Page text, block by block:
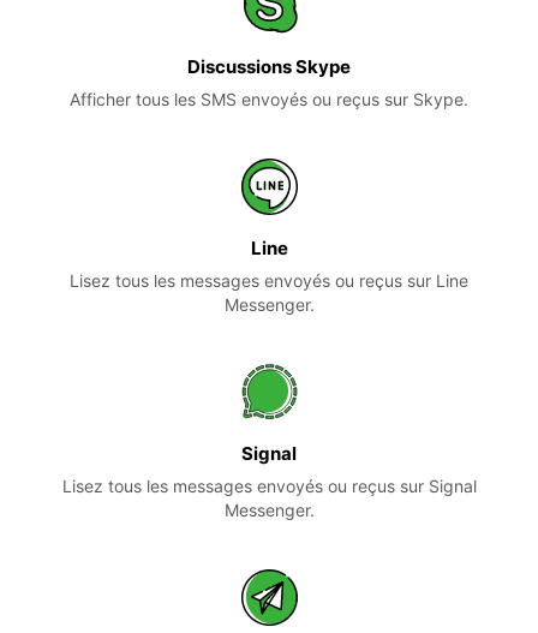
Discussions Skype
Afficher tous les SMS envoyés ou reçus sur Skype.
Line
Lisez tous les messages envoyés ou reçus sur Line
Messenger.
Signal
Lisez tous les messages envoyés ou reçus sur Signal
Messenger.